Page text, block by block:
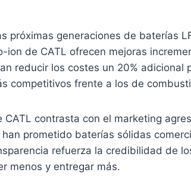
próximas generaciones de baterías
ion de CATL ofrecen mejoras
reducir los costes un 20% adicional
competitivos frente a los de
CATL contrasta con el marketing
prometido baterías sólidas
refuerza la credibilidad de
menos y entregar más.